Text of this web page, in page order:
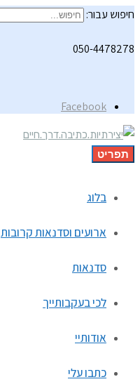
חיפוש עבור:
050-4478278
Facebook
תפריט
בלוג
ארועים וסדנאות קרובות
סדנאות
לכי בעקבותייך
אודותיי
כתבו עלי